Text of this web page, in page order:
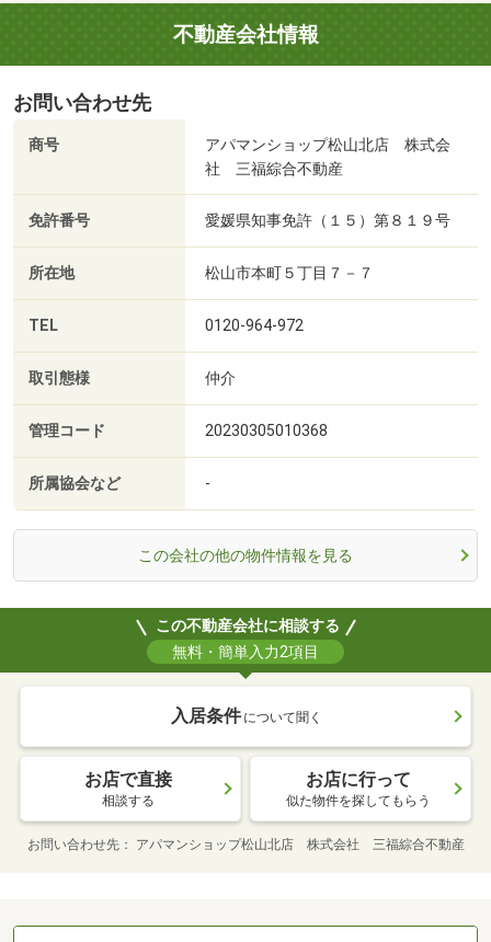
不動産会社情報
お問い合わせ先
商号
アパマンショップ松山北店 株式会
社 三福綜合不動産
免許番号 愛媛県知事免許（１５）第８１９号
所在地 松山市本町５丁目７－７
TEL 0120-964-972
取引態様 仲介
管理コード 20230305010368
所属協会など -
この会社の他の物件情報を見る
この不動産会社に相談する
無料・簡単入力2項目
入居条件 について聞く
お店で直接
相談する
お店に行って
似た物件を探してもらう
お問い合わせ先 アパマンショップ松山北店 株式会社 三福綜合不動産